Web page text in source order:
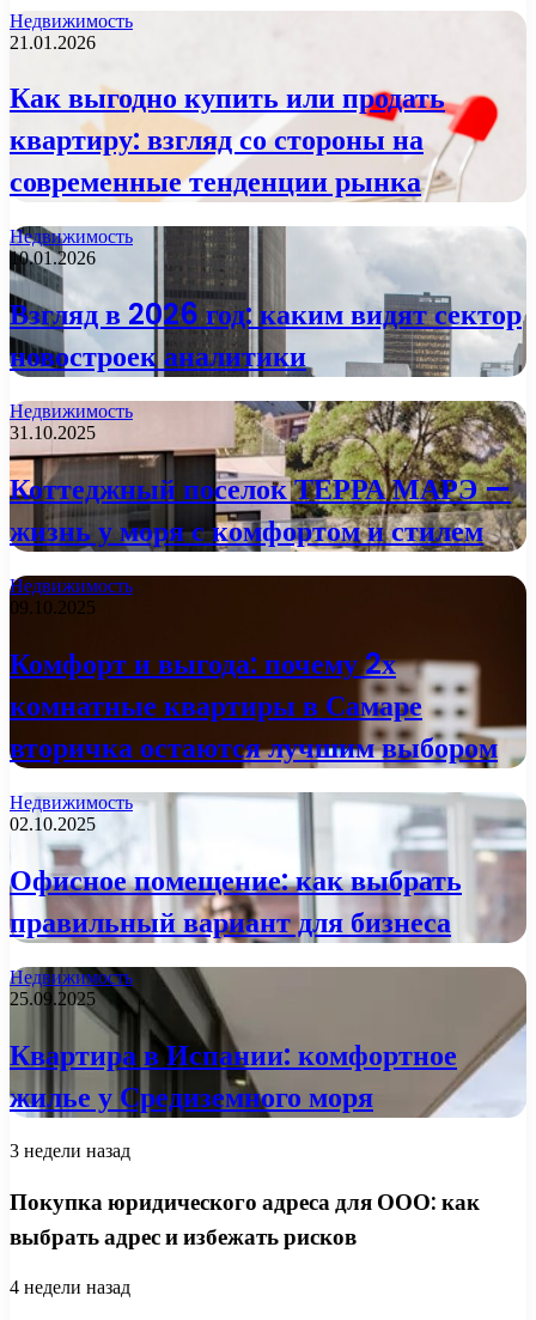
Недвижимость
21.01.2026
Как выгодно купить или продать
квартиру: взгляд со стороны на
современные тенденции рынка
Недвижимость
10.01.2026
Взгляд в 2026 год: каким видят сектор
новостроек аналитики
Недвижимость
31.10.2025
Коттеджный поселок ТЕРРА МАРЭ —
жизнь у моря с комфортом и стилем
Недвижимость
09.10.2025
Комфорт и выгода: почему 2х
комнатные квартиры в Самаре
вторичка остаются лучшим выбором
Недвижимость
02.10.2025
Офисное помещение: как выбрать
правильный вариант для бизнеса
Недвижимость
25.09.2025
Квартира в Испании: комфортное
жилье у Средиземного моря
3 недели назад
Покупка юридического адреса для ООО: как
выбрать адрес и избежать рисков
4 недели назад